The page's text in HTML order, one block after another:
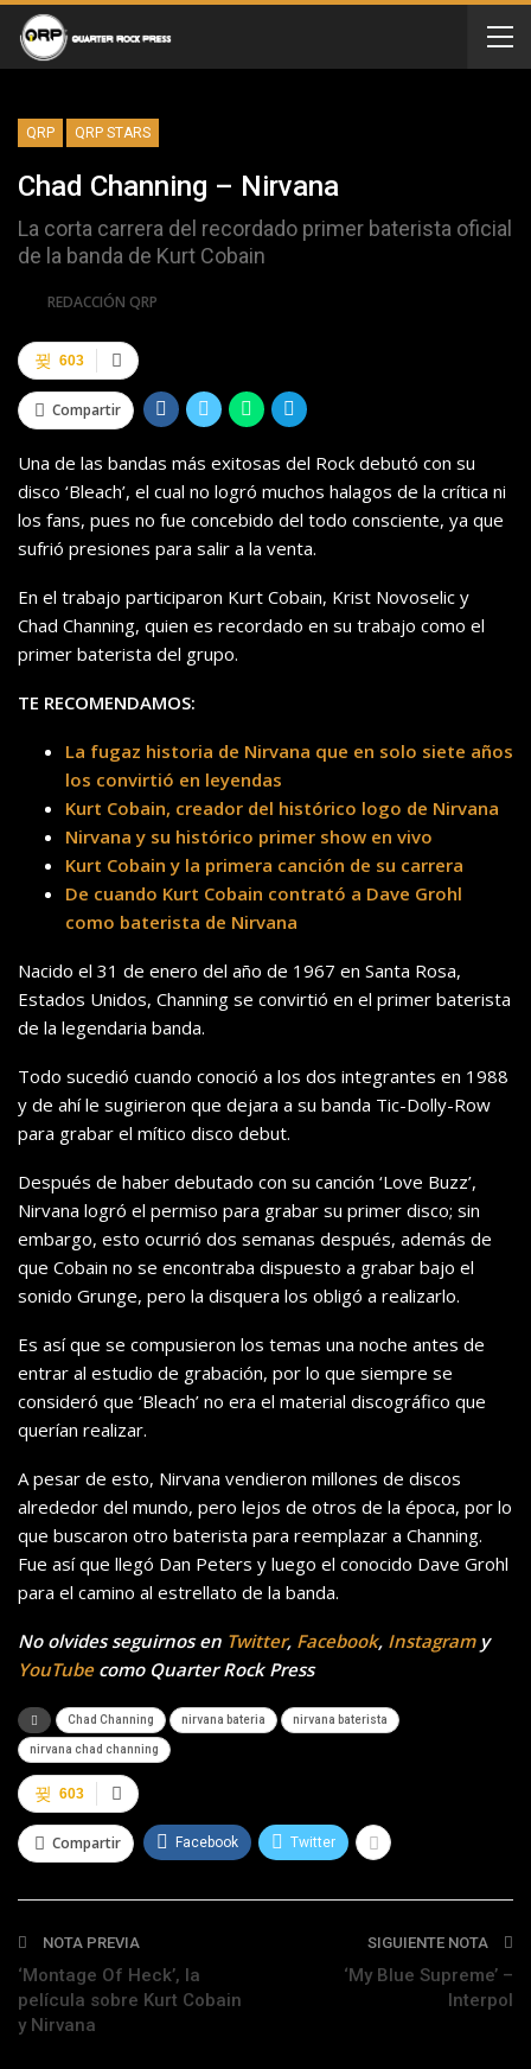
QRP QRP STARS
Chad Channing – Nirvana
La corta carrera del recordado primer baterista oficial
de la banda de Kurt Cobain
REDACCIÓN QRP
603
Compartir
Una de las bandas más exitosas del Rock debutó con su
disco ‘Bleach’, el cual no logró muchos halagos de la crítica ni
los fans, pues no fue concebido del todo consciente, ya que
sufrió presiones para salir a la venta.
En el trabajo participaron Kurt Cobain, Krist Novoselic y
Chad Channing, quien es recordado en su trabajo como el
primer baterista del grupo.
TE RECOMENDAMOS:
La fugaz historia de Nirvana que en solo siete años
los convirtió en leyendas
Kurt Cobain, creador del histórico logo de Nirvana
Nirvana y su histórico primer show en vivo
Kurt Cobain y la primera canción de su carrera
De cuando Kurt Cobain contrató a Dave Grohl
como baterista de Nirvana
Nacido el 31 de enero del año de 1967 en Santa Rosa,
Estados Unidos, Channing se convirtió en el primer baterista
de la legendaria banda.
Todo sucedió cuando conoció a los dos integrantes en 1988
y de ahí le sugirieron que dejara a su banda Tic-Dolly-Row
para grabar el mítico disco debut.
Después de haber debutado con su canción ‘Love Buzz’,
Nirvana logró el permiso para grabar su primer disco; sin
embargo, esto ocurrió dos semanas después, además de
que Cobain no se encontraba dispuesto a grabar bajo el
sonido Grunge, pero la disquera los obligó a realizarlo.
Es así que se compusieron los temas una noche antes de
entrar al estudio de grabación, por lo que siempre se
consideró que ‘Bleach’ no era el material discográfico que
querían realizar.
A pesar de esto, Nirvana vendieron millones de discos
alrededor del mundo, pero lejos de otros de la época, por lo
que buscaron otro baterista para reemplazar a Channing.
Fue así que llegó Dan Peters y luego el conocido Dave Grohl
para el camino al estrellato de la banda.
No olvides seguirnos en Twitter, Facebook, Instagramy
YouTubecomo Quarter Rock Press
Chad Channing nirvana bateria nirvana baterista
nirvana chad channing
603
Compartir Facebook Twitter
NOTA PREVIA
‘Montage Of Heck’, la
película sobre Kurt Cobain
y Nirvana
SIGUIENTE NOTA
‘My Blue Supreme’ –
Interpol